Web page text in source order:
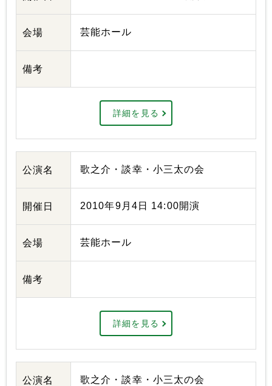
会場 芸能ホール
備考
詳細を見る
公演名 歌之介・談幸・小三太の会
開催日 2010年9月4日 14:00開演
会場 芸能ホール
備考
詳細を見る
公演名 歌之介・談幸・小三太の会